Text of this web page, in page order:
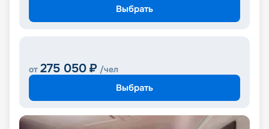
Выбрать
от 275 050 ₽ /чел
Выбрать